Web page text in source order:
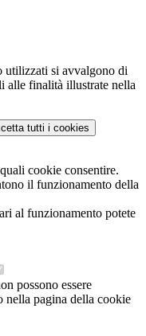
utilizzati si avvalgono di
alle finalità illustrate nella
tutti i cookies
cookie consentire.
il funzionamento della
al funzionamento potete
possono essere
nella pagina della cookie